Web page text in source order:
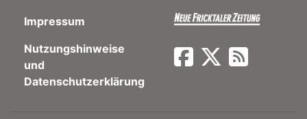
App
Impressum
Nutzungshinweise
und
Datenschutzerklärung